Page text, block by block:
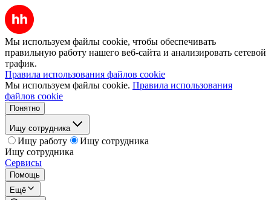
Мы используем файлы cookie, чтобы обеспечивать
правильную работу нашего веб-сайта и анализировать сетевой
трафик.
Правила использования файлов cookie
Мы используем файлы cookie. Правила использования
файлов cookie
Понятно
Ищу сотрудника
Ищу работу
Ищу сотрудника
Ищу сотрудника
Сервисы
Помощь
Ещё